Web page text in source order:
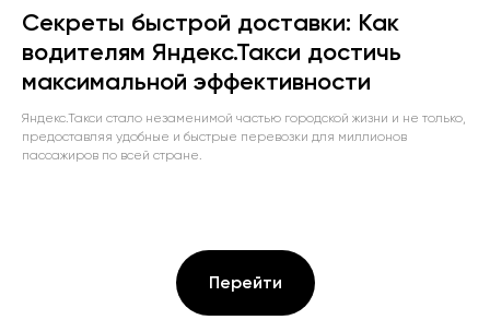
Секреты быстрой доставки: Как
водителям Яндекс.Такси достичь
максимальной эффективности
Яндекс.Такси стало незаменимой частью городской жизни и не только,
предоставляя удобные и быстрые перевозки для миллионов
пассажиров по всей стране.
Перейти